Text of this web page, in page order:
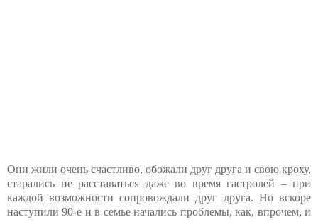
Они жили очень счастливо, обожали друг друга и свою кроху,
старались не расставаться даже во время гастролей – при
каждой возможности сопровождали друг друга. Но вскоре
наступили 90-е и в семье начались проблемы, как, впрочем, и